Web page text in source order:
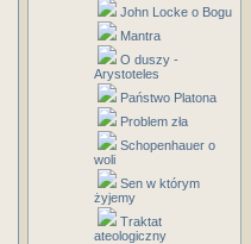
John Locke o Bogu
Mantra
O duszy -
Arystoteles
Państwo Platona
Problem zła
Schopenhauer o
woli
Sen w którym
żyjemy
Traktat
ateologiczny